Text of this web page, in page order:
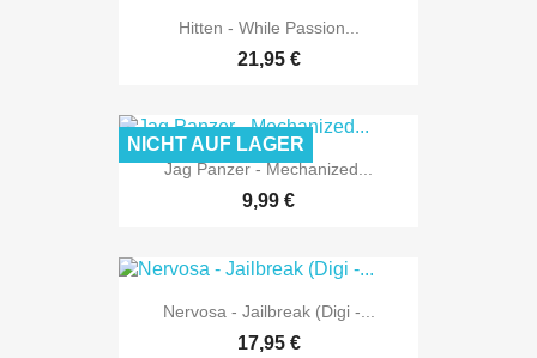
Hitten - While Passion...
21,95 €
Jag Panzer - Mechanized...
9,99 €
NICHT AUF LAGER
Nervosa - Jailbreak (Digi -...
17,95 €